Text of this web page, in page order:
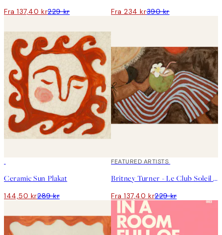
Fra 137,40 kr229 kr Fra 234 kr390 kr
Ceramic Sun Plakat
144,50 kr289 kr
40%*
FEATURED ARTISTS
Britney Turner - Le Club Soleil Plakat
Fra 137,40 kr229 kr